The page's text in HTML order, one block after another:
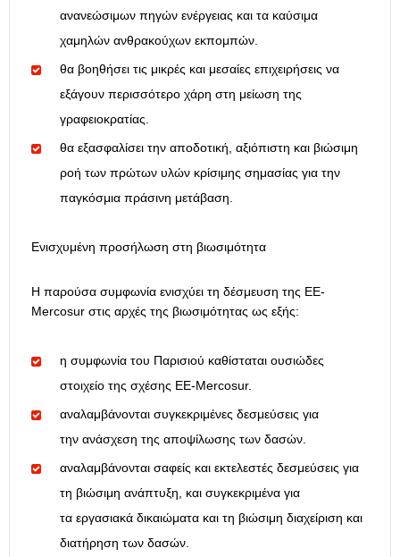
ανανεώσιμων πηγών ενέργειας και τα καύσιμα
χαμηλών ανθρακούχων εκπομπών.
θα βοηθήσει τις μικρές και μεσαίες επιχειρήσεις να
εξάγουν περισσότερο χάρη στη μείωση της
γραφειοκρατίας.
θα εξασφαλίσει την αποδοτική, αξιόπιστη και βιώσιμη
ροή των πρώτων υλών κρίσιμης σημασίας για την
παγκόσμια πράσινη μετάβαση.
Ενισχυμένη προσήλωση στη βιωσιμότητα
Η παρούσα συμφωνία ενισχύει τη δέσμευση της ΕΕ-
Mercosur στις αρχές της βιωσιμότητας ως εξής:
η συμφωνία του Παρισιού καθίσταται ουσιώδες
στοιχείο της σχέσης ΕΕ-Mercosur.
αναλαμβάνονται συγκεκριμένες δεσμεύσεις για
την ανάσχεση της αποψίλωσης των δασών.
αναλαμβάνονται σαφείς και εκτελεστές δεσμεύσεις για
τη βιώσιμη ανάπτυξη, και συγκεκριμένα για
τα εργασιακά δικαιώματα και τη βιώσιμη διαχείριση και
διατήρηση των δασών.